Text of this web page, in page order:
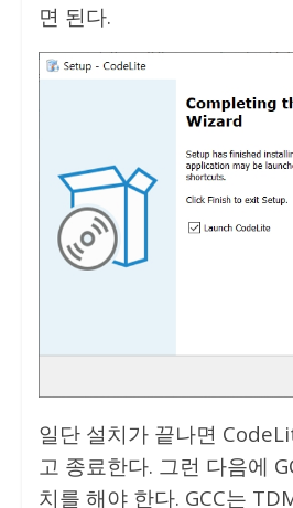
면 된다.
일단 설치가 끝나면
고 종료한다. 그런 다음에
치를 해야 한다. GCC는